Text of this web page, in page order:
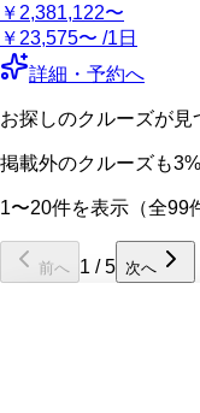
￥2,381,122〜
￥23,575〜 /1日
詳細・予約へ
お探しのクルーズが見
掲載外のクルーズも
1〜20件を表示（全99
前へ 1 /5 次へ